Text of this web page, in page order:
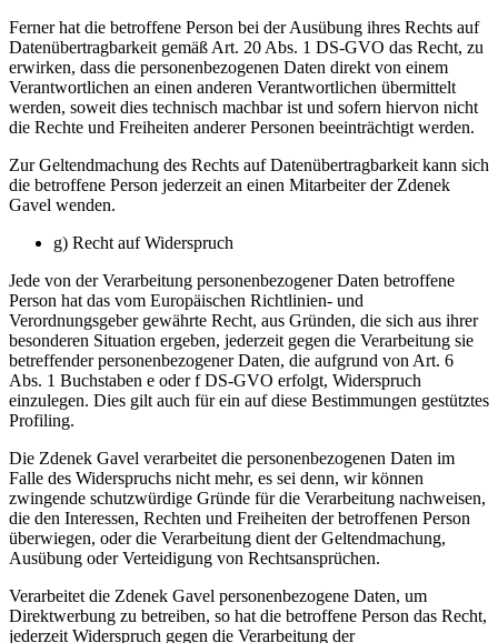
Ferner hat die betroffene Person bei der Ausübung ihres Rechts auf
Datenübertragbarkeit gemäß Art. 20 Abs. 1 DS-GVO das Recht, zu
erwirken, dass die personenbezogenen Daten direkt von einem
Verantwortlichen an einen anderen Verantwortlichen übermittelt
werden, soweit dies technisch machbar ist und sofern hiervon nicht
die Rechte und Freiheiten anderer Personen beeinträchtigt werden.
Zur Geltendmachung des Rechts auf Datenübertragbarkeit kann sich
die betroffene Person jederzeit an einen Mitarbeiter der Zdenek
Gavel wenden.
g) Recht auf Widerspruch
Jede von der Verarbeitung personenbezogener Daten betroffene
Person hat das vom Europäischen Richtlinien- und
Verordnungsgeber gewährte Recht, aus Gründen, die sich aus ihrer
besonderen Situation ergeben, jederzeit gegen die Verarbeitung sie
betreffender personenbezogener Daten, die aufgrund von Art. 6
Abs. 1 Buchstaben e oder f DS-GVO erfolgt, Widerspruch
einzulegen. Dies gilt auch für ein auf diese Bestimmungen gestütztes
Profiling.
Die Zdenek Gavel verarbeitet die personenbezogenen Daten im
Falle des Widerspruchs nicht mehr, es sei denn, wir können
zwingende schutzwürdige Gründe für die Verarbeitung nachweisen,
die den Interessen, Rechten und Freiheiten der betroffenen Person
überwiegen, oder die Verarbeitung dient der Geltendmachung,
Ausübung oder Verteidigung von Rechtsansprüchen.
Verarbeitet die Zdenek Gavel personenbezogene Daten, um
Direktwerbung zu betreiben, so hat die betroffene Person das Recht,
jederzeit Widerspruch gegen die Verarbeitung der